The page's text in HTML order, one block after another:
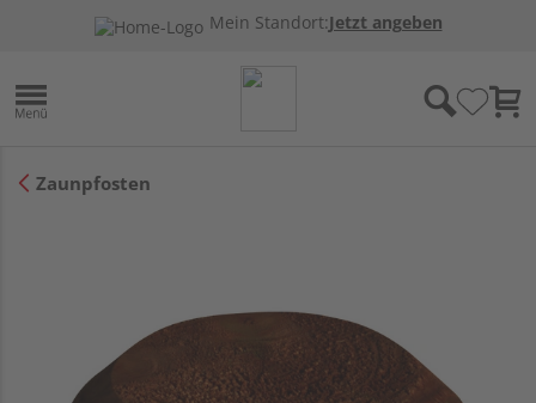
Mein Standort:Jetzt angeben
Zaunpfosten